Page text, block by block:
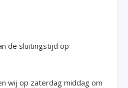
de sluitingstijd op
wij op zaterdag middag om